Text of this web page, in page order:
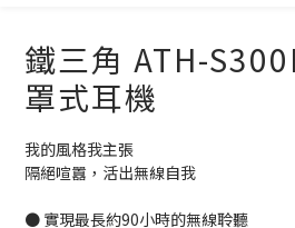
鐵三角 ATH-
罩式耳機
我的風格我主張
隔絕喧囂，活出無線自我
● 實現最長約90小時的無線聆聽